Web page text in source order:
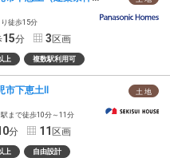
徒歩15分
15分 3 区画
上 複数駅利用可
土 地
下恵土Ⅱ
まで徒歩10分～11分
分 11 区画
上 自由設計